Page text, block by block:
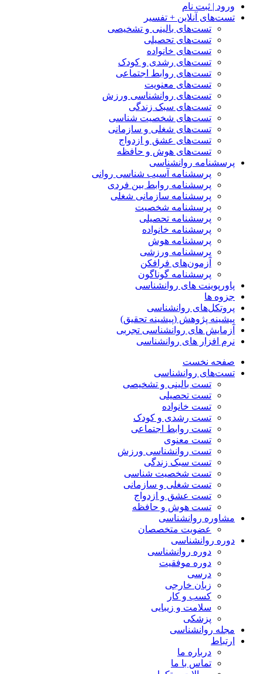
ورود | ثبت نام
تست‌های آنلاین + تفسیر
تست‌های بالینی و تشخیصی
تست‌های تحصیلی
تست‌های خانواده
تست‌های رشدی و کودک
تست‌های روابط اجتماعی
تست‌های معنویت
تست‌های روانشناسی ورزش
تست‌های سبک زندگی
تست‌های شخصیت شناسی
تست‌های شغلی و سازمانی
تست‌های عشق و ازدواج
تست‌های هوش و حافظه
پرسشنامه روانشناسی
پرسشنامه آسیب شناسی روانی
پرسشنامه روابط بین فردی
پرسشنامه سازمانی شغلی
پرسشنامه شخصیت
پرسشنامه تحصیلی
پرسشنامه خانواده
پرسشنامه هوش
پرسشنامه ورزشی
آزمون‌های فرافکن
پرسشنامه گوناگون
پاورپوینت های روانشناسی
جزوه ها
پروتکل‌های روانشناسی
پیشینه پژوهش (پیشینه تحقیق)
آزمایش های روانشناسی تجربی
نرم افزار های روانشناسی
صفحه نخست
تست‌های روانشناسی
تست بالینی و تشخیصی
تست تحصیلی
تست خانواده
تست رشدی و کودک
تست روابط اجتماعی
تست معنوی
تست روانشناسی ورزش
تست سبک زندگی
تست شخصیت شناسی
تست شغلی و سازمانی
تست عشق و ازدواج
تست هوش و حافظه
مشاوره روانشناسی
عضویت متخصصان
دوره روانشناسی
دوره روانشناسی
دوره موفقیت
درسی
زبان خارجی
کسب و کار
سلامت و زیبایی
پزشکی
مجله روانشناسی
ارتباط
درباره ما
تماس با ما